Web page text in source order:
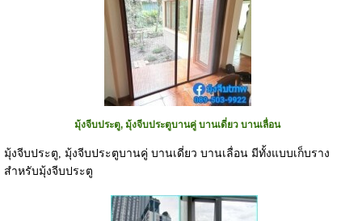
มุ้งจีบประตู, มุ้งจีบประตูบานคู่ บานเดี่ยว บานเลื่อน
มุ้งจีบประตู, มุ้งจีบประตูบานคู่ บานเดี่ยว บานเลื่อน มีทั้งแบบเก็บราง
สำหรับมุ้งจีบประตู